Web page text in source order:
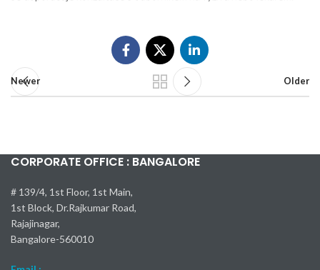
Newer Older
CORPORATE OFFICE : BANGALORE
# 139/4, 1st Floor, 1st Main,
1st Block, Dr.Rajkumar Road,
Rajajinagar,
Bangalore-560010